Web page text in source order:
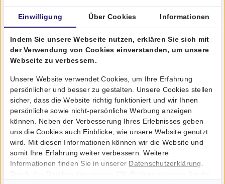
Einwilligung Über Cookies Informationen
Indem Sie unsere Webseite nutzen, erklären Sie sich mit
der Verwendung von Cookies einverstanden, um unsere
Webseite zu verbessern.
Unsere Website verwendet Cookies, um Ihre Erfahrung
persönlicher und besser zu gestalten. Unsere Cookies stellen
sicher, dass die Website richtig funktioniert und wir Ihnen
persönliche sowie nicht-persönliche Werbung anzeigen
können. Neben der Verbesserung Ihres Erlebnisses geben
uns die Cookies auch Einblicke, wie unsere Website genutzt
wird. Mit diesen Informationen können wir die Website und
somit Ihre Erfahrung weiter verbessern. Weitere
Informationen finden Sie in unserer Datenschutzerklärung
Garantie
Garantieservice
150 cm grau
Kundenbewertungen